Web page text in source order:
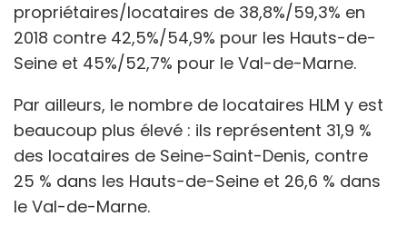
propriétaires/locataires de 38,8%/59,3% en
2018 contre 42,5%/54,9% pour les Hauts-de-
Seine et 45%/52,7% pour le Val-de-Marne.
Par ailleurs, le nombre de locataires HLM y est
beaucoup plus élevé : ils représentent 31,9 %
des locataires de Seine-Saint-Denis, contre
25 % dans les Hauts-de-Seine et 26,6 % dans
le Val-de-Marne.